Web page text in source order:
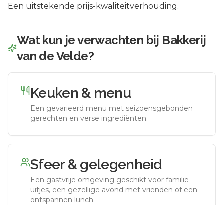
Een uitstekende prijs-kwaliteitverhouding.
Wat kun je verwachten bij Bakkerij
van de Velde?
Keuken & menu
Een gevarieerd menu met seizoensgebonden
gerechten en verse ingrediënten.
Sfeer & gelegenheid
Een gastvrije omgeving geschikt voor familie-
uitjes, een gezellige avond met vrienden of een
ontspannen lunch.